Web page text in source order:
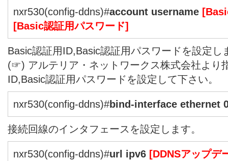
nxr530(config-ddns)#account username
[Basic認証用パスワード]
Basic認証用ID,Basic認証用パスワードを設定し
(☞) アルテリア・ネットワークス株式会社より
ID,Basic認証用パスワードを設定して下さい。
nxr530(config-ddns)#bind-interface ethernet
接続回線のインタフェースを設定します。
nxr530(config-ddns)#url ipv6 [DDNSアップデ